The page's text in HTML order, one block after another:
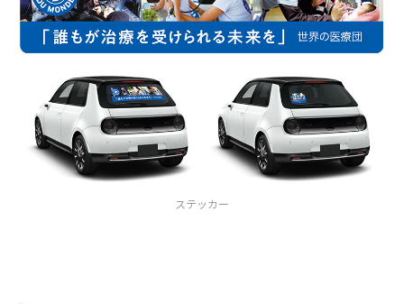
ステッカー